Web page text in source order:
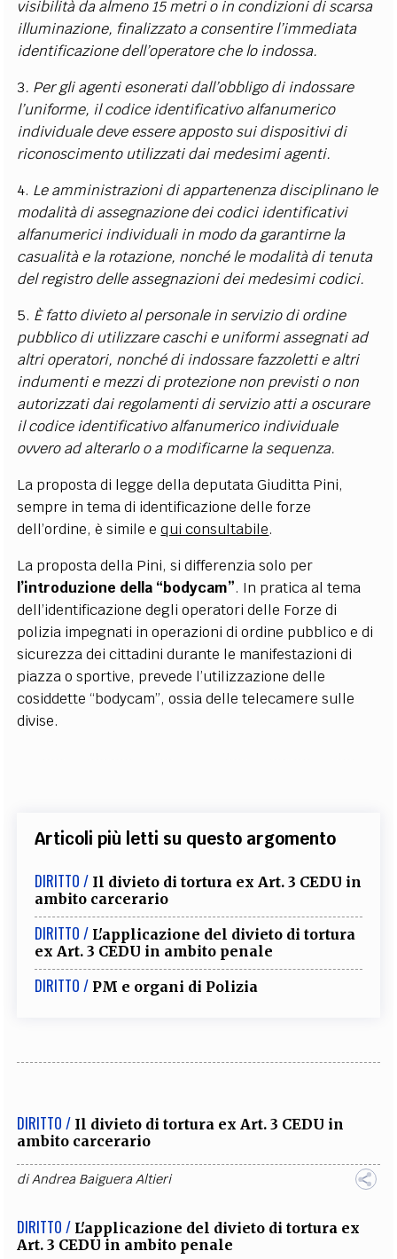
visibilità da almeno 15 metri o in condizioni di scarsa
illuminazione, finalizzato a consentire l’immediata
identificazione dell’operatore che lo indossa.
3. Per gli agenti esonerati dall’obbligo di indossare
l’uniforme, il codice identificativo alfanumerico
individuale deve essere apposto sui dispositivi di
riconoscimento utilizzati dai medesimi agenti.
4. Le amministrazioni di appartenenza disciplinano le
modalità di assegnazione dei codici identificativi
alfanumerici individuali in modo da garantirne la
casualità e la rotazione, nonché le modalità di tenuta
del registro delle assegnazioni dei medesimi codici.
5. È fatto divieto al personale in servizio di ordine
pubblico di utilizzare caschi e uniformi assegnati ad
altri operatori, nonché di indossare fazzoletti e altri
indumenti e mezzi di protezione non previsti o non
autorizzati dai regolamenti di servizio atti a oscurare
il codice identificativo alfanumerico individuale
ovvero ad alterarlo o a modificarne la sequenza.
La proposta di legge della deputata Giuditta Pini,
sempre in tema di identificazione delle forze
dell’ordine, è simile equi consultabile.
La proposta della Pini, si differenzia solo per
l’introduzione della “bodycam”. In pratica al tema
dell’identificazione degli operatori delle Forze di
polizia impegnati in operazioni di ordine pubblico e di
sicurezza dei cittadini durante le manifestazioni di
piazza o sportive, prevede l’utilizzazione delle
cosiddette “bodycam”, ossia delle telecamere sulle
divise.
Articoli più letti su questo argomento
DIRITTO / Il divieto di tortura ex Art. 3 CEDU in
ambito carcerario
DIRITTO / L'applicazione del divieto di tortura
ex Art. 3 CEDU in ambito penale
DIRITTO / PM e organi di Polizia
DIRITTO / Il divieto di tortura ex Art. 3 CEDU in
ambito carcerario
diAndrea Baiguera Altieri
DIRITTO / L'applicazione del divieto di tortura ex
Art. 3 CEDU in ambito penale